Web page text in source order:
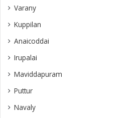
Varany
Kuppilan
Anaicoddai
Irupalai
Maviddapuram
Puttur
Navaly